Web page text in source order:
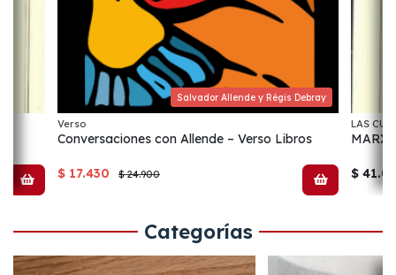
Salvador Allende y Régis Debray
Verso
Conversaciones con Allende – Verso Libros
$ 17.430 $ 24.900
LAS
$
Categorías